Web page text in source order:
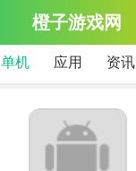
橙子游戏网
单机 应用 资讯